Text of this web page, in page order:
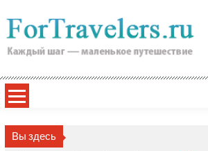
to
content
Вы здесь